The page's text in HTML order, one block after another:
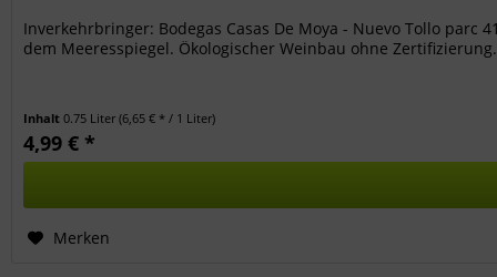
Inverkehrbringer: Bodegas Casas De Moya - Nuevo Tollo parc
dem Meeresspiegel. Ökologischer Weinbau ohne
Inhalt0.75 Liter(6,65 € * / 1 Liter)
4,99 € *
Merken